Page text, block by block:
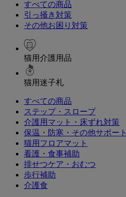
すべての商品
引っ掻き対策
その他お困り対策
猫用介護用品
猫用迷子札
すべての商品
ステップ・スロープ
介護用マット・床ずれ対策
保温・防寒・その他サポート
猫用フロアマット
看護・食事補助
排せつケア・おむつ
歩行補助
介護食